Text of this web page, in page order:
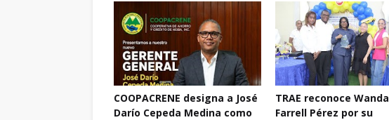
COOPACRENE designa a José
Darío Cepeda Medina como
TRAE reconoce Wanda
Farrell Pérez por su